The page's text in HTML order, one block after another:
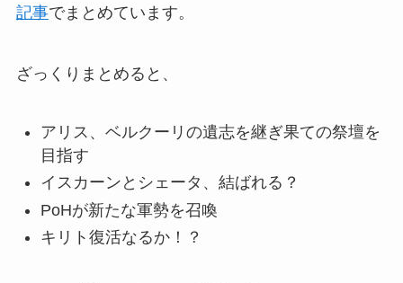
記事でまとめています。
ざっくりまとめると、
アリス、ベルクーリの遺志を継ぎ果ての祭壇を
目指す
イスカーンとシェータ、結ばれる？
PoHが新たな軍勢を召喚
キリト復活なるか！？